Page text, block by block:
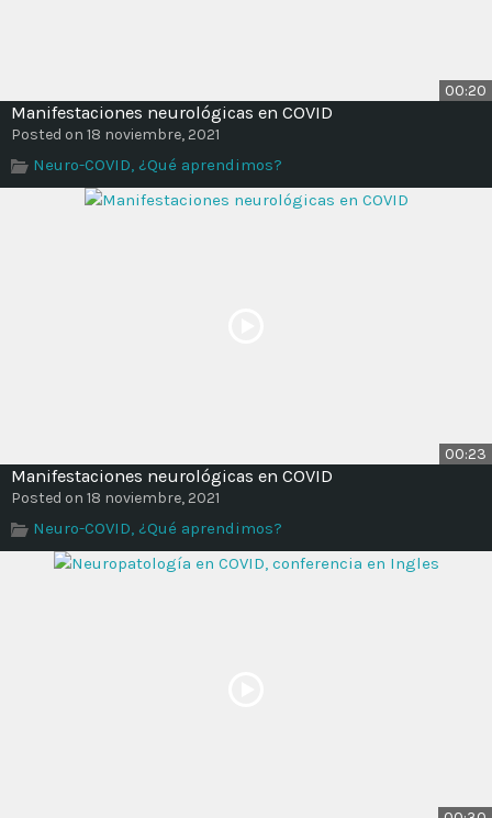
00:20
Manifestaciones neurológicas en COVID
Posted on 18 noviembre, 2021
Neuro-COVID, ¿Qué aprendimos?
00:23
Manifestaciones neurológicas en COVID
Posted on 18 noviembre, 2021
Neuro-COVID, ¿Qué aprendimos?